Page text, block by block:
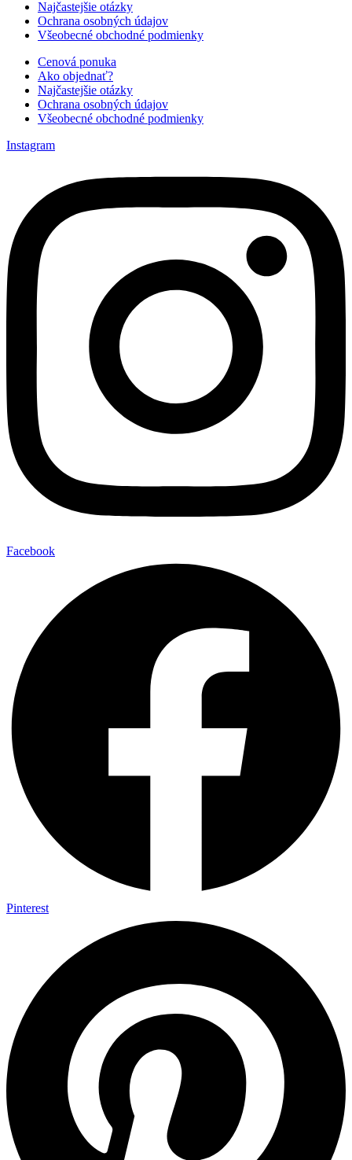
Najčastejšie otázky
Ochrana osobných údajov
Všeobecné obchodné podmienky
Cenová ponuka
Ako objednať?
Najčastejšie otázky
Ochrana osobných údajov
Všeobecné obchodné podmienky
Instagram
Facebook
Pinterest